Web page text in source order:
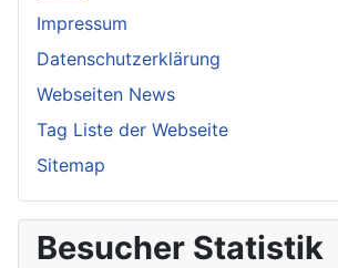
Impressum
Datenschutzerklärung
Webseiten News
Tag Liste der Webseite
Sitemap
Besucher Statistik